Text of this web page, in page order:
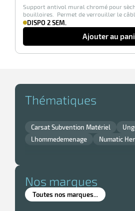
HT
Support antivol mural chromé pour
bouilloires. Permet de verrouiller le
DISPO 2 SEM.
Ajouter au
Thématiques
Carsat Subvention Matériel
Lhommedemenage
Numatic
Nos marques
Toutes nos marques...